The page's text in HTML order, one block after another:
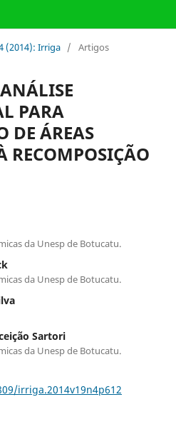
(2014): Irriga / Artigos
PARA
DE ÁREAS
RECOMPOSIÇÃO
da Unesp de Botucatu.
da Unesp de Botucatu.
Sartori
da Unesp de Botucatu.
irriga.2014v19n4p612